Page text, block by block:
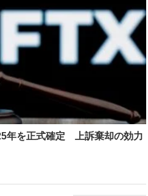
年を正式確定 上訴棄却の効力